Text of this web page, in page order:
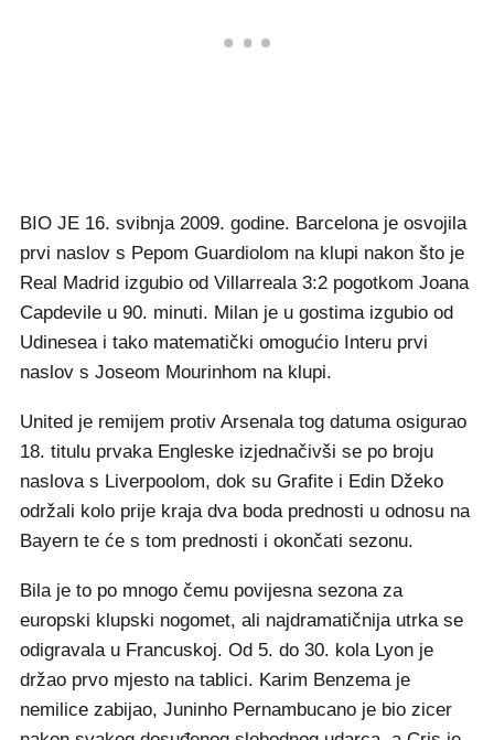
BIO JE 16. svibnja 2009. godine. Barcelona je osvojila
prvi naslov s Pepom Guardiolom na klupi nakon što je
Real Madrid izgubio od Villarreala 3:2 pogotkom Joana
Capdevile u 90. minuti. Milan je u gostima izgubio od
Udinesea i tako matematički omogućio Interu prvi
naslov s Joseom Mourinhom na klupi.
United je remijem protiv Arsenala tog datuma osigurao
18. titulu prvaka Engleske izjednačivši se po broju
naslova s Liverpoolom, dok su Grafite i Edin Džeko
održali kolo prije kraja dva boda prednosti u odnosu na
Bayern te će s tom prednosti i okončati sezonu.
Bila je to po mnogo čemu povijesna sezona za
europski klupski nogomet, ali najdramatičnija utrka se
odigravala u Francuskoj. Od 5. do 30. kola Lyon je
držao prvo mjesto na tablici. Karim Benzema je
nemilice zabijao, Juninho Pernambucano je bio zicer